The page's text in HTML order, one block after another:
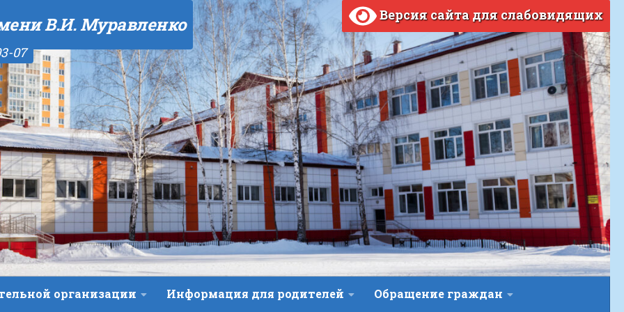
В.И. Муравленко
07
Версия сайта для слабовидящих
организации Информация для родителей Обращение граждан